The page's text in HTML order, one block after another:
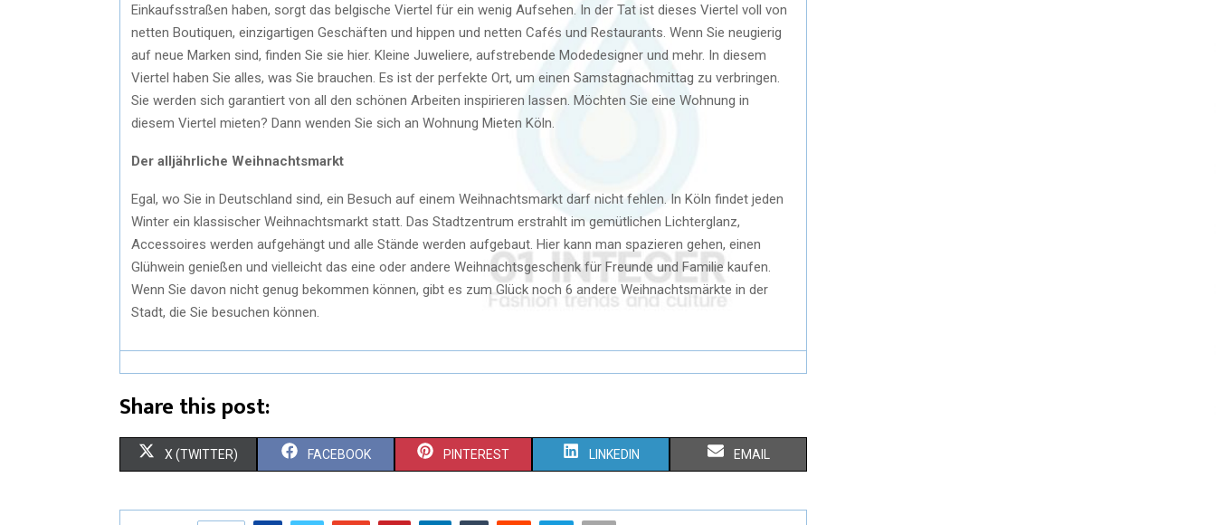
Einkaufsstraßen haben, sorgt das belgische Viertel für ein wenig Aufsehen. In der Tat ist dieses Viertel voll von
netten Boutiquen, einzigartigen Geschäften und hippen und netten Cafés und Restaurants. Wenn Sie neugierig
auf neue Marken sind, finden Sie sie hier. Kleine Juweliere, aufstrebende Modedesigner und mehr. In diesem
Viertel haben Sie alles, was Sie brauchen. Es ist der perfekte Ort, um einen Samstagnachmittag zu verbringen.
Sie werden sich garantiert von all den schönen Arbeiten inspirieren lassen. Möchten Sie eine Wohnung in
diesem Viertel mieten? Dann wenden Sie sich an Wohnung Mieten Köln.
Der alljährliche Weihnachtsmarkt
Egal, wo Sie in Deutschland sind, ein Besuch auf einem Weihnachtsmarkt darf nicht fehlen. In Köln findet jeden
Winter ein klassischer Weihnachtsmarkt statt. Das Stadtzentrum erstrahlt im gemütlichen Lichterglanz,
Accessoires werden aufgehängt und alle Stände werden aufgebaut. Hier kann man spazieren gehen, einen
Glühwein genießen und vielleicht das eine oder andere Weihnachtsgeschenk für Freunde und Familie kaufen.
Wenn Sie davon nicht genug bekommen können, gibt es zum Glück noch 6 andere Weihnachtsmärkte in der
Stadt, die Sie besuchen können.
Share this post:
X (TWITTER) FACEBOOK PINTEREST LINKEDIN EMAIL